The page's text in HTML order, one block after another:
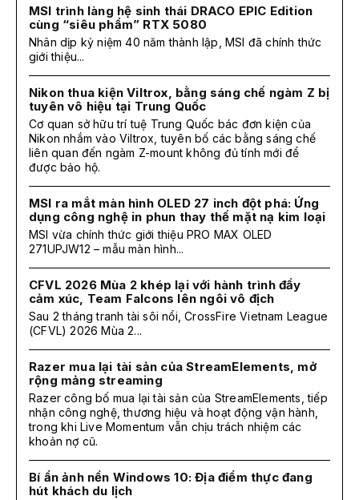
MSI trình làng hệ sinh thái DRACO EPIC Edition
cùng “siêu phẩm” RTX 5080
Nhân dịp kỷ niệm 40 năm thành lập, MSI đã chính thức
giới thiệu...
Nikon thua kiện Viltrox, bằng sáng chế ngàm Z bị
tuyên vô hiệu tại Trung Quốc
Cơ quan sở hữu trí tuệ Trung Quốc bác đơn kiện của
Nikon nhắm vào Viltrox, tuyên bố các bằng sáng chế
liên quan đến ngàm Z-mount không đủ tính mới để
được bảo hộ.
MSI ra mắt màn hình OLED 27 inch đột phá: Ứng
dụng công nghệ in phun thay thế mặt nạ kim loại
MSI vừa chính thức giới thiệu PRO MAX OLED
271UPJW12 – mẫu màn hình...
CFVL 2026 Mùa 2 khép lại với hành trình đầy
cảm xúc, Team Falcons lên ngôi vô địch
Sau 2 tháng tranh tài sôi nổi, CrossFire Vietnam League
(CFVL) 2026 Mùa 2...
Razer mua lại tài sản của StreamElements, mở
rộng mảng streaming
Razer công bố mua lại tài sản của StreamElements, tiếp
nhận công nghệ, thương hiệu và hoạt động vận hành,
trong khi Live Momentum vẫn chịu trách nhiệm các
khoản nợ cũ.
Bí ẩn ảnh nền Windows 10: Địa điểm thực đang
hút khách du lịch